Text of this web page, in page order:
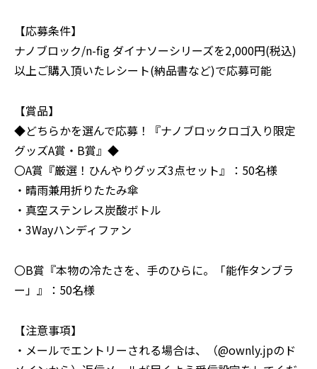
【応募条件】
ナノブロック/n-fig ダイナソーシリーズを2,000円(税込)
以上ご購入頂いたレシート(納品書など)で応募可能
【賞品】
◆どちらかを選んで応募！『ナノブロックロゴ入り限定
グッズA賞・B賞』◆
〇A賞『厳選！ひんやりグッズ3点セット』：50名様
・晴雨兼用折りたたみ傘
・真空ステンレス炭酸ボトル
・3Wayハンディファン
〇B賞『本物の冷たさを、手のひらに。「能作タンブラ
ー」』：50名様
【注意事項】
・メールでエントリーされる場合は、（@ownly.jpのド